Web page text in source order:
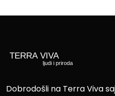
Dobrodošli na Terra Viva